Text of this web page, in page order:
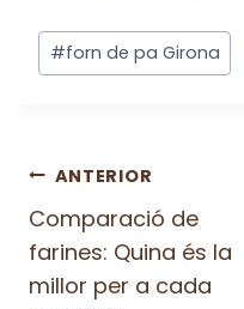
Etiquetas
de
#forn de pa Girona
Navegación
De
Entradas
ANTERIOR
Comparació de
farines: Quina és la
millor per a cada